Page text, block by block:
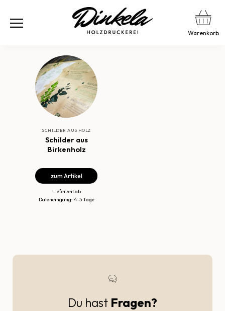
Warenkorb
SCHILDER AUS HOLZ
Schilder aus
Birkenholz
zum Artikel
Lieferzeit ab
Dateneingang: 4–5 Tage
Du hast Fragen?